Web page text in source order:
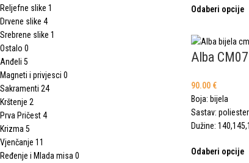
Reljefne slike 1
Drvene slike 4
Srebrene slike 1
Ostalo 0
Anđeli 5
Magneti i privjesci 0
Sakramenti 24
Krštenje 2
Prva Pričest4
Krizma 5
Vjenčanje 11
Ređenje i Mlada misa 0
Odaberi opcije
Alba CM07
90.00 €
Boja: bijela
Sastav: poliester
Dužine:
Odaberi opcije